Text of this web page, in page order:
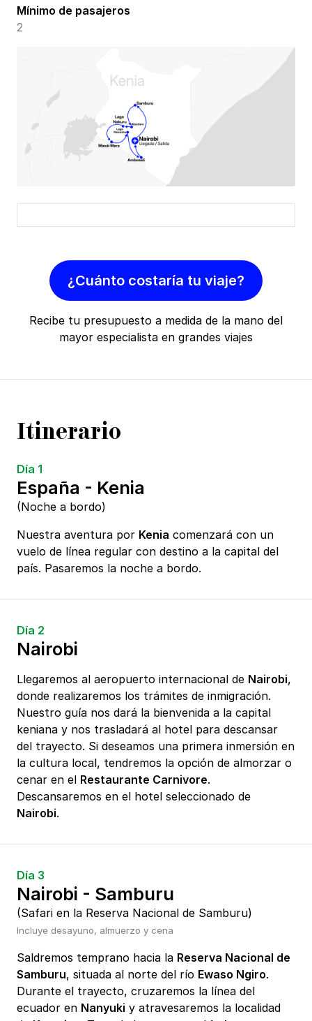
Mínimo de pasajeros
2
¿Cuánto costaría tu viaje?
Recibe tu presupuesto a medida de la mano del
mayor especialista en grandes viajes
Itinerario
Día 1
España - Kenia
(Noche a bordo)
Nuestra aventura por Kenia comenzará con un
vuelo de línea regular con destino a la capital del
país. Pasaremos la noche a bordo.
Día 2
Nairobi
Llegaremos al aeropuerto internacional de Nairobi,
donde realizaremos los trámites de inmigración.
Nuestro guía nos dará la bienvenida a la capital
keniana y nos trasladará al hotel para descansar
del trayecto. Si deseamos una primera inmersión en
la cultura local, tendremos la opción de almorzar o
cenar en el Restaurante Carnivore.
Descansaremos en el hotel seleccionado de
Nairobi.
Día 3
Nairobi - Samburu
(Safari en la Reserva Nacional de Samburu)
Incluye desayuno, almuerzo y cena
Saldremos temprano hacia la Reserva Nacional de
Samburu, situada al norte del río Ewaso Ngiro.
Durante el trayecto, cruzaremos la línea del
ecuador en Nanyuki y atravesaremos la localidad